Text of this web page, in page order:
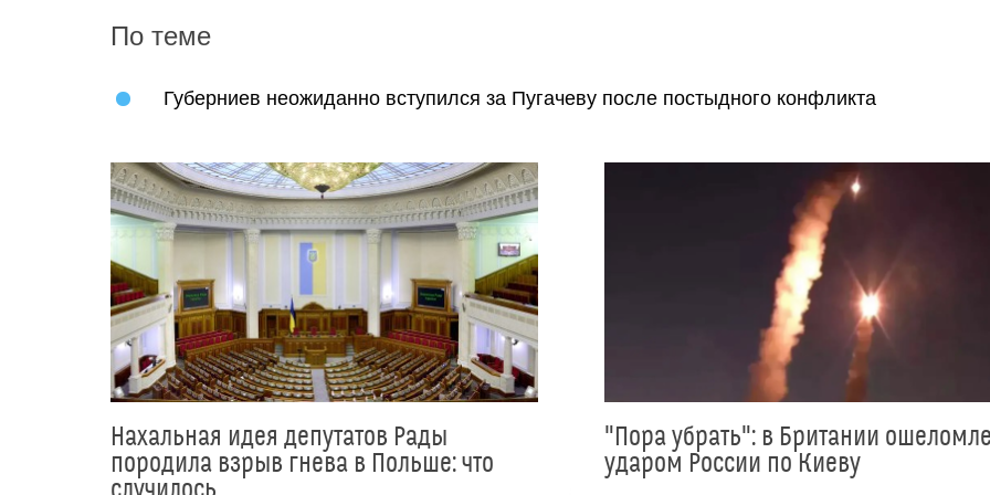
По теме
Губерниев неожиданно вступился за Пугачеву после постыдного конфликта
Нахальная идея депутатов Рады
породила взрыв гнева в Польше: что
"Пора убрать": в Британии
ударом России по Киеву